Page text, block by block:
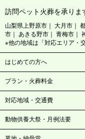
訪問ペット火葬を承りま
山梨県上野原市 大月市
市
あきる野市 青梅市
※他の地域は「対応エリア・
はじめての方へ
プラン・火葬料金
対応地域・交通費
動物供養大祭・月例法要